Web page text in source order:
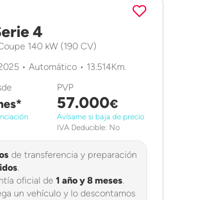
4
140 kW (190 CV)
• Automático • 13.514Km.
PVP
57.000€
Avísame si baja de precio
IVA Deducible: No
de transferencia y preparación
.
oficial de 1 año y 8 meses.
un vehículo y lo descontamos